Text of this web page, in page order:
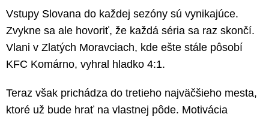
Vstupy Slovana do každej sezóny sú vynikajúce.
Zvykne sa ale hovoriť, že každá séria sa raz skončí.
Vlani v Zlatých Moravciach, kde ešte stále pôsobí
KFC Komárno, vyhral hladko 4:1.
Teraz však prichádza do tretieho najväčšieho mesta,
ktoré už bude hrať na vlastnej pôde. Motivácia